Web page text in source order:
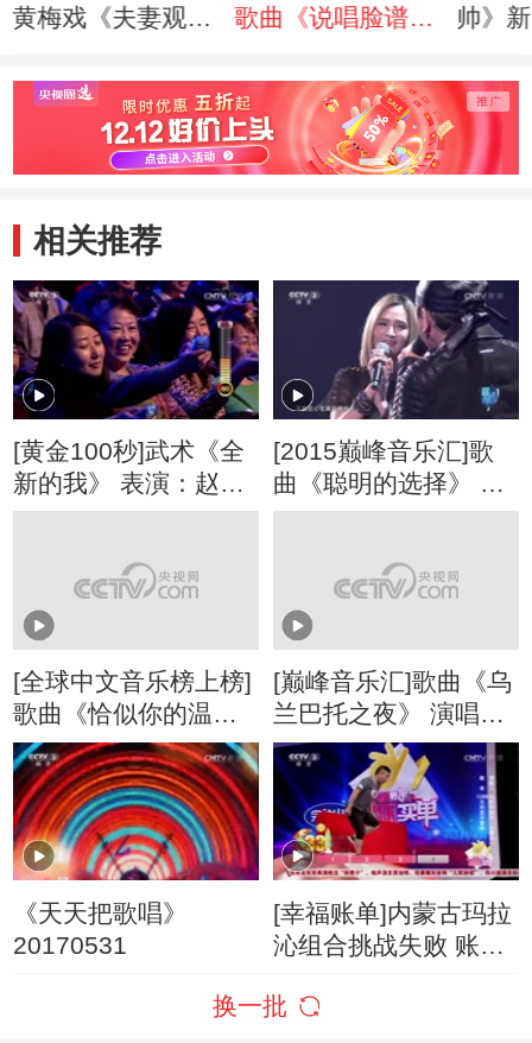
黄梅戏《夫妻观
宋小川，何云
歌曲《说唱脸谱》
帆
帅》
相关推荐
[黄金100秒]武术《全
新的我》 表演：赵飞
龙
[2015巅峰音乐汇]歌
曲《聪明的选择》 演
唱：赵传 林秀珍
[全球中文音乐榜上榜]
歌曲《恰似你的温
柔》 演唱：桐瑶
[巅峰音乐汇]歌曲《乌
兰巴托之夜》 演唱：
杨魏玲花
《天天把歌唱》
20170531
[幸福账单]内蒙古玛拉
沁组合挑战失败 账单
换一批